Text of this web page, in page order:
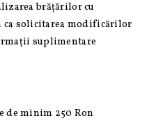
brățărilor cu
ca solicitarea modificărilor
suplimentare
de minim 250 Ron